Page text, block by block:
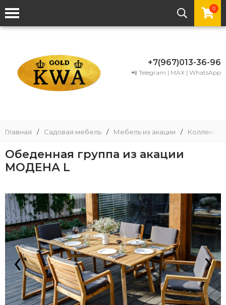
0
+7(967)013-36-96
📲 Telegram | MAX | WhatsApp
Главная / Садовая мебель / Мебель из акации /
Обеденная группа из акации
МОДЕНА L
‹ ›